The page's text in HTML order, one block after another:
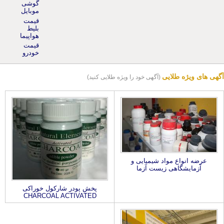
موبایل
قیمت
بلیط
هواپیما
قیمت
خودرو
آگهی های ویژه طلایی (آگهی خود را ویژه طلایی کنید)
عرضه انواع مواد شیمیایی و
آزمایشگاهی زیست آزما
پخش پودر شارکول خوراکی
CHARCOAL ACTIVATED